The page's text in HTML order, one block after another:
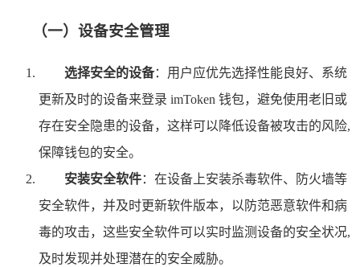
（一）设备安全管理
选择安全的设备：用户应优先选择性能良好、系统
更新及时的设备来登录 imToken 钱包，避免使用老旧或
存在安全隐患的设备，这样可以降低设备被攻击的风险,
保障钱包的安全。
安装安全软件：在设备上安装杀毒软件、防火墙等
安全软件，并及时更新软件版本，以防范恶意软件和病
毒的攻击，这些安全软件可以实时监测设备的安全状况,
及时发现并处理潜在的安全威胁。